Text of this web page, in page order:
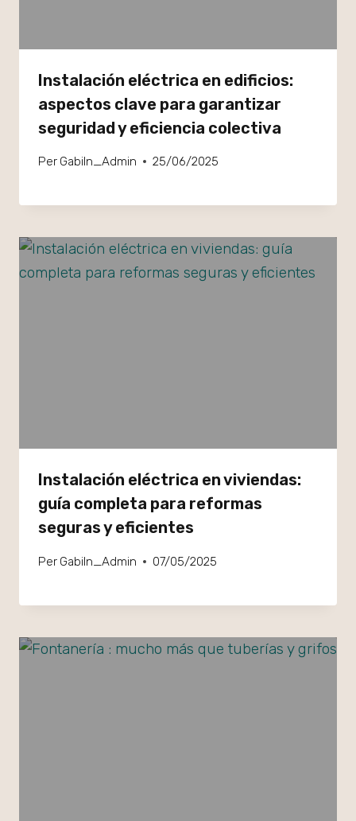
Instalación eléctrica en edificios:
aspectos clave para garantizar
seguridad y eficiencia colectiva
Per GabiIn_Admin 25/06/2025
Instalación eléctrica en viviendas:
guía completa para reformas
seguras y eficientes
Per GabiIn_Admin 07/05/2025